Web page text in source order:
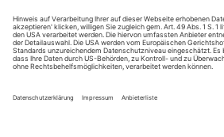
Demokratisierung eine Ausdehnung
Aufführungen
ausgewählt von der «Theater heute»-